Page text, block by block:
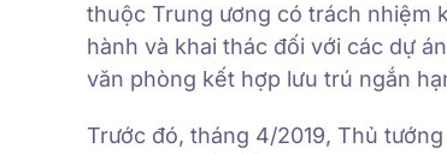
thuộc Trung ương có trách nhiệm
hành và khai thác đối với các dự
văn phòng kết hợp lưu trú ngắn
Trước đó, tháng 4/2019, Thủ